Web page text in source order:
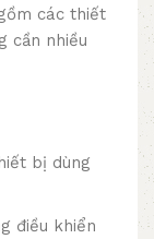
các thiết
cần nhiều
bị dùng
điều khiển